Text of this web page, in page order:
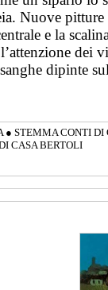
Nuove
e la
dei
dipinte
● STEMMA CONTI DI
CASA BERTOLI